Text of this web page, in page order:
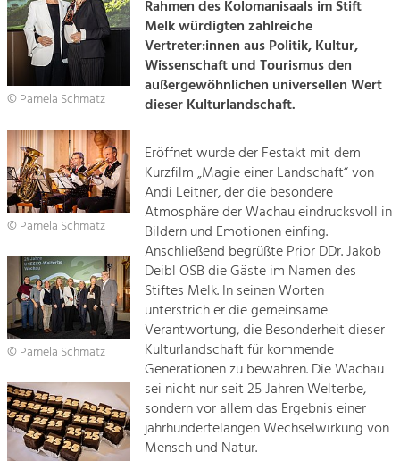
Architektur
Landwirtschaft & Tourismus
Projekte
Kirchen am Fluss
Suche
Impressum
Kontakt
Kulturlandschaft.
Tourismus
Angebotsentwicklung und
Positionierung.
Kunst & Kultur
Handwerk, Wissenschaft und Forschung.
Soziales, Bildung &
Identität
Gleichberechtigung, Jugend und
Integration
Mobilität & Energie
Klimawandel, öffentlicher Verkehr und
erneuerbare Energie
Steigerung regionaler Wertschöpfung
© Pamela Schmatz
© Pamela Schmatz
© Pamela Schmatz
Rahmen des Kolomanisaals im Stift
Melk würdigten zahlreiche
Vertreter:innen aus Politik, Kultur,
Wissenschaft und Tourismus den
außergewöhnlichen universellen Wert
dieser Kulturlandschaft.
Eröffnet wurde der Festakt mit dem
Kurzfilm „Magie einer Landschaft“ von
Andi Leitner, der die besondere
Atmosphäre der Wachau eindrucksvoll in
Bildern und Emotionen einfing.
Anschließend begrüßte Prior DDr. Jakob
Deibl OSB die Gäste im Namen des
Stiftes Melk. In seinen Worten
unterstrich er die gemeinsame
Verantwortung, die Besonderheit dieser
Kulturlandschaft für kommende
Generationen zu bewahren. Die Wachau
sei nicht nur seit 25 Jahren Welterbe,
sondern vor allem das Ergebnis einer
jahrhundertelangen Wechselwirkung von
Mensch und Natur.